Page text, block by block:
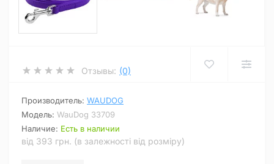
Отзывы: (0)
Производитель: WAUDOG
Модель: WauDog 33709
Наличие: Есть в наличии
від 393 грн. (в залежності від розміру)